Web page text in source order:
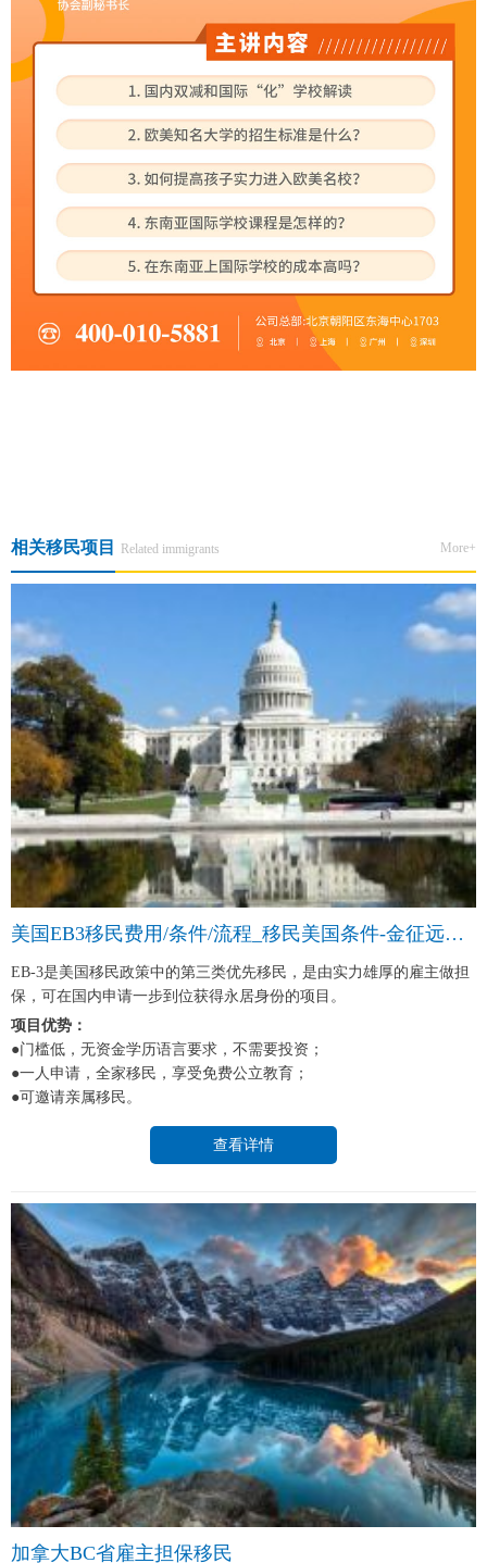
相关移民项目 Related immigrants More+
美国EB3移民费用/条件/流程_移民美国条件-金征远皇家移民中介
EB-3是美国移民政策中的第三类优先移民，是由实力雄厚的雇主做担
保，可在国内申请一步到位获得永居身份的项目。
项目优势：
●门槛低，无资金学历语言要求，不需要投资；
●一人申请，全家移民，享受免费公立教育；
●可邀请亲属移民。
查看详情
加拿大BC省雇主担保移民